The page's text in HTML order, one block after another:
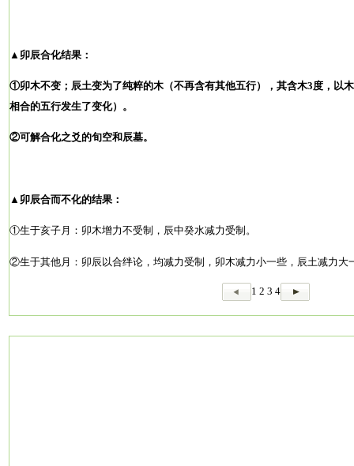
▲卯辰合化结果：
①卯木不变；辰土变为了纯粹的木（不再含有其他五行），其含木3度，以
相合的五行发生了变化）。
②可解合化之爻的旬空和辰墓。
▲ 卯辰合而不化的结果：
①生于亥子月：卯木增力不受制，辰中癸水减力受制。
②生于其他月：卯辰以合绊论，均减力受制，卯木减力小一些，辰土减力大
1 2 3 4